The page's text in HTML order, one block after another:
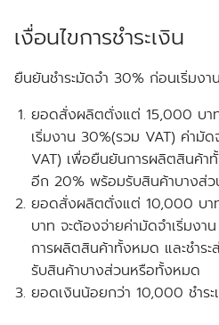
เงื่อนไขการชำระเงิน
ยืนยันชำระมัดจำ 30% ก่อนเริ่มง
ยอดสั่งผลิตตั่งแต่ 15,000 บา
เริ่มงาน 30%(รวม VAT) ค่ามั
VAT) เพื่อยืนยันการผลิตสินค้า
อีก 20% พร้อมรับสินค้าบางส่
ยอดสั่งผลิตตั่งแต่ 10,000 บา
บาท จะต้องจ่ายค่ามัดจำเริ่มง
การผลิตสินค้าทั้งหมด และชำร
รับสินค้าบางส่วนหรือทั้งหมด
ยอดเงินน้อยกว่า 10,000 ชำระ